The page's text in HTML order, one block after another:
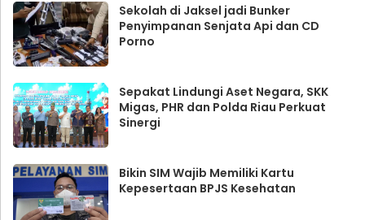
Sekolah di Jaksel jadi Bunker
Penyimpanan Senjata Api dan CD
Porno
Sepakat Lindungi Aset Negara, SKK
Migas, PHR dan Polda Riau Perkuat
Sinergi
Bikin SIM Wajib Memiliki Kartu
Kepesertaan BPJS Kesehatan